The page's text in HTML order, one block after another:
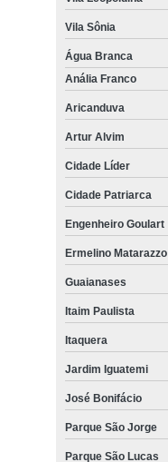
Vila Sônia
Água Branca
Anália Franco
Aricanduva
Artur Alvim
Cidade Líder
Cidade Patriarca
Engenheiro Goulart
Ermelino Matarazzo
Guaianases
Itaim Paulista
Itaquera
Jardim Iguatemi
José Bonifácio
Parque São Jorge
Parque São Lucas